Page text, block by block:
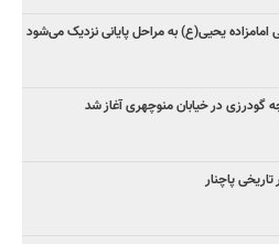
امامزاده یحیی(ع) به مراحل پایانی نزدیک می‌شود
گودرزی در خیابان منوچهری آغاز شد
پاچنار